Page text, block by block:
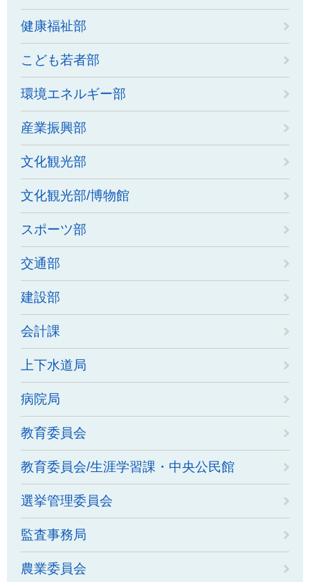
健康福祉部
こども若者部
環境エネルギー部
産業振興部
文化観光部
文化観光部/博物館
スポーツ部
交通部
建設部
会計課
上下水道局
病院局
教育委員会
教育委員会/生涯学習課・中央公民館
選挙管理委員会
監査事務局
農業委員会